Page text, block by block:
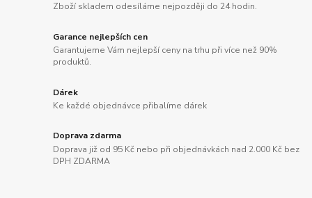
Zboží skladem odesíláme nejpozději do 24 hodin.
Garance nejlepších cen
Garantujeme Vám nejlepší ceny na trhu při více než 90%
produktů.
Dárek
Ke každé objednávce přibalíme dárek
Doprava zdarma
Doprava již od 95 Kč nebo při objednávkách nad 2.000 Kč bez
DPH ZDARMA